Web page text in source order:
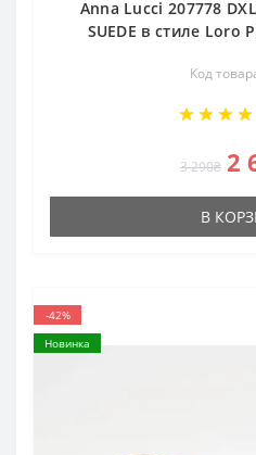
Anna Lucci 207778
SUEDE в стиле Loro
Код
3 290₴ 2
В
-42%
Новинка